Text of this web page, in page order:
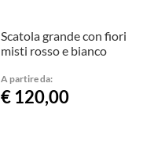
Scatola grande con fiori
misti rosso e bianco
A partire da:
€ 120,00